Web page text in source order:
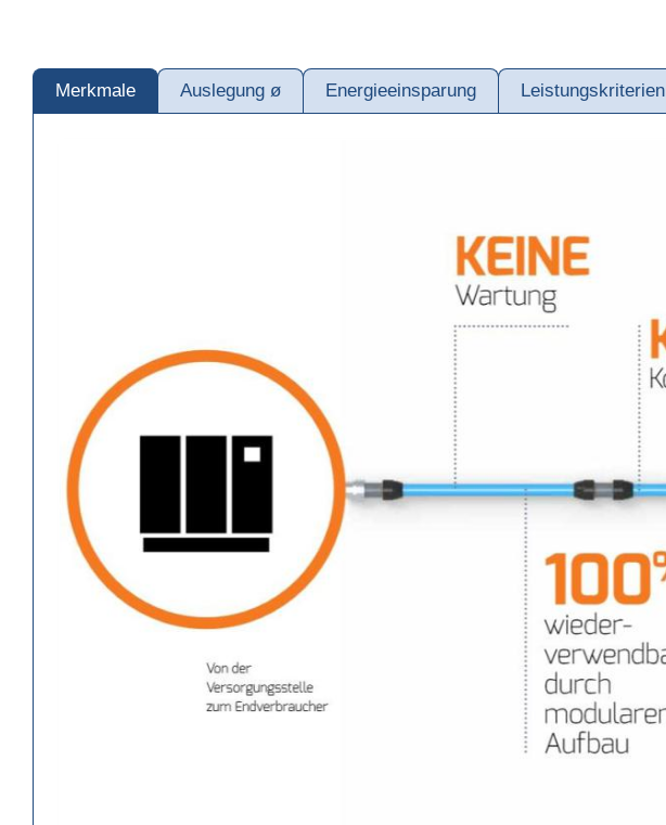
Merkmale Auslegung ø Energieeinsparung Leistungskriterien